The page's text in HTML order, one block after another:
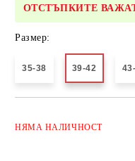
ОТСТЪПКИТЕ
Размер:
35-38 39-42
НЯМА НАЛИЧНОСТ